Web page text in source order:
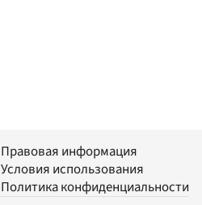
Правовая информация
Условия использования
Политика конфиденциальности